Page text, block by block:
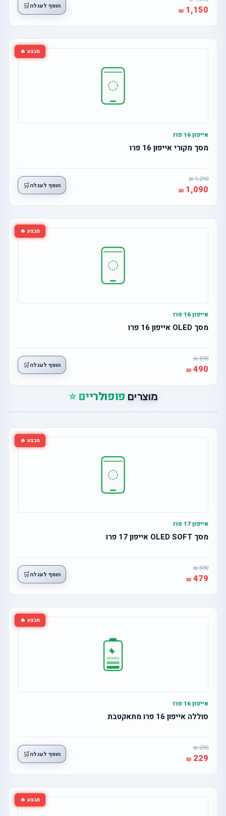
1,150 הוסף לעגלה🛒
מבצע 🔥
אייפון 16 פרו
מסך מקורי אייפון 16 פרו
1,290
1,090 הוסף לעגלה🛒
מבצע 🔥
אייפון 16 פרו
מסך OLED אייפון 16 פרו
590
490 הוסף לעגלה🛒
מוצרים פופולריים ⭐
מבצע 🔥
אייפון 17 פרו
מסך OLED SOFT אייפון 17 פרו
590
479 הוסף לעגלה🛒
מבצע 🔥
אייפון 16 פרו
סוללה אייפון 16 פרו מתאקטבת
290
229 הוסף לעגלה🛒
מבצע 🔥